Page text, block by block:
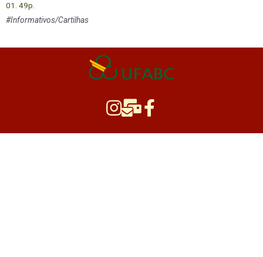
01. 49p.
#Informativos/Cartilhas